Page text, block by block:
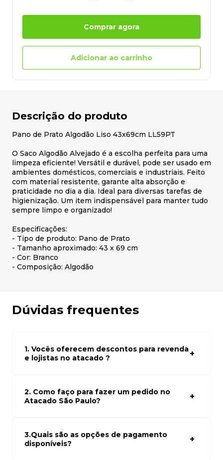
Comprar agora
Adicionar ao carrinho
Descrição do produto
Pano de Prato Algodão Liso 43x69cm LL59PT
O Saco Algodão Alvejado é a escolha perfeita para uma
limpeza eficiente! Versátil e durável, pode ser usado em
ambientes domésticos, comerciais e industriais. Feito
com material resistente, garante alta absorção e
praticidade no dia a dia. Ideal para diversas tarefas de
higienização. Um item indispensável para manter tudo
sempre limpo e organizado!
Especificações:
- Tipo de produto: Pano de Prato
- Tamanho aproximado: 43 x 69 cm
- Cor: Branco
- Composição: Algodão
Dúvidas frequentes
1. Vocês oferecem descontos para revenda
e lojistas no atacado ?
atacado empresas e compre com os melhores preços
para seu modelo de negócio
2. Como faço para fazer um pedido no
Atacado São Paulo?
carrinho. Em seguida, siga as instruções para finalizar a
compra. Se precisar de ajuda, nossa equipe de suporte
está à disposição para auxiliá-lo.
3.Quais são as opções de pagamento
disponíveis?